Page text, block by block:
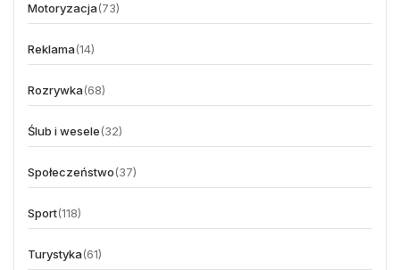
Motoryzacja(73)
Reklama(14)
Rozrywka(68)
Ślub i wesele(32)
Społeczeństwo(37)
Sport(118)
Turystyka(61)